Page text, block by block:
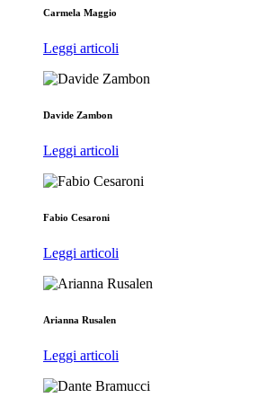
Carmela Maggio
Leggi articoli
Davide Zambon
Leggi articoli
Fabio Cesaroni
Leggi articoli
Arianna Rusalen
Leggi articoli